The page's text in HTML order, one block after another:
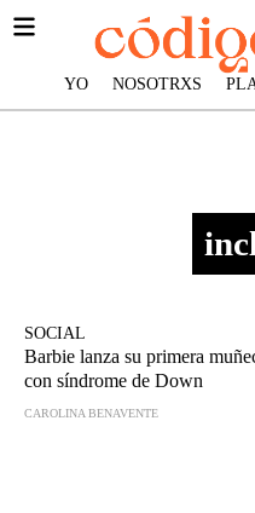
YO NOSOTRXS
SOCIAL
Barbie lanza su primera
con síndrome de Down
CAROLINA BENAVENTE